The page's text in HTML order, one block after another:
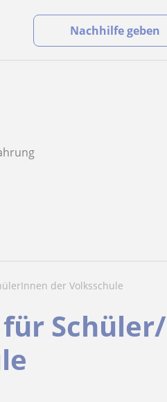
Nachhilfe geben
der Volksschule